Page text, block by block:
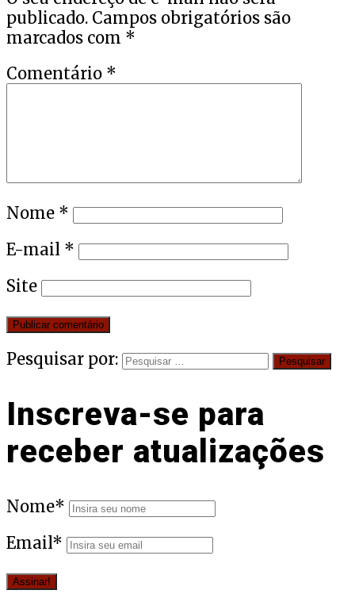
publicado. Campos obrigatórios são
marcados com *
Comentário *
Nome *
E-mail *
Site
Pesquisar por:
Inscreva-se para
receber atualizações
Nome*
Email*